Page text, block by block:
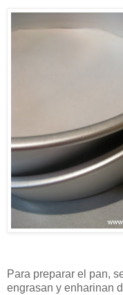
Para preparar el pan,
engrasan y enharinan